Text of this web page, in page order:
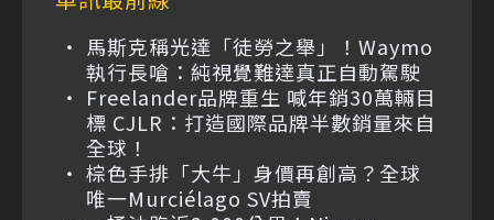
馬斯克稱光達「徒勞之舉」！Waymo
執行長嗆：純視覺難達真正自動駕駛
Freelander品牌重生 喊年銷30萬輛目
標 CJLR：打造國際品牌半數銷量來自
全球！
棕色手排「大牛」身價再創高？全球
唯一Murciélago SV拍賣